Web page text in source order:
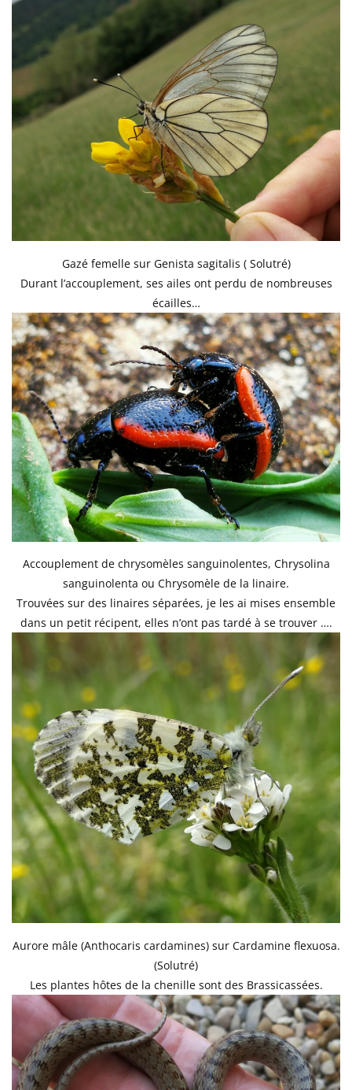
Gazé femelle sur Genista sagitalis ( Solutré)
Durant l’accouplement, ses ailes ont perdu de nombreuses
écailles…
Accouplement de chrysomèles sanguinolentes, Chrysolina
sanguinolenta ou Chrysomèle de la linaire.
Trouvées sur des linaires séparées, je les ai mises ensemble
dans un petit récipent, elles n’ont pas tardé à se trouver ….
Aurore mâle (Anthocaris cardamines) sur Cardamine flexuosa.
(Solutré)
Les plantes hôtes de la chenille sont des Brassicassées.